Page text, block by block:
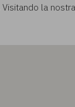
Visitando la